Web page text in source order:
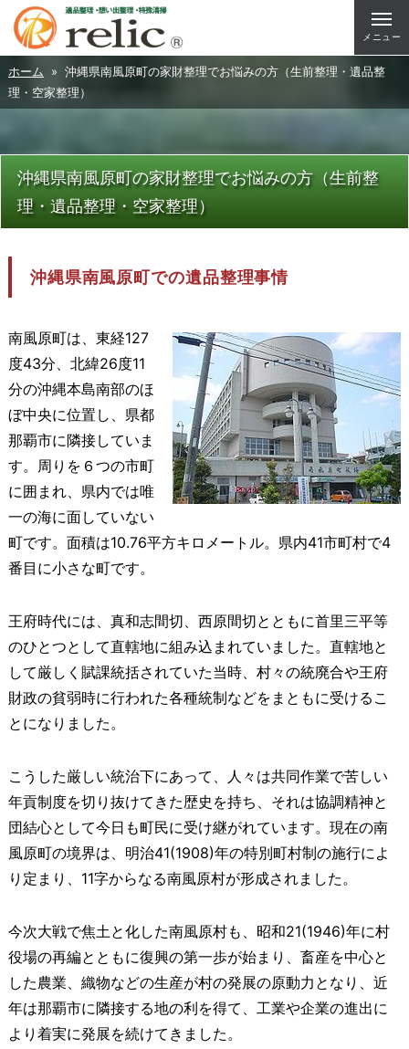
メニュー
ホーム » 沖縄県南風原町の家財整理でお悩みの方（生前整理・遺品整
理・空家整理）
沖縄県南風原町の家財整理でお悩みの方（生前整
理・遺品整理・空家整理）
沖縄県南風原町での遺品整理事情
南風原町は、東経127
度43分、北緯26度11
分の沖縄本島南部のほ
ぼ中央に位置し、県都
那覇市に隣接していま
す。周りを６つの市町
に囲まれ、県内では唯
一の海に面していない
町です。面積は10.76平方キロメートル。県内41市町村で4
番目に小さな町です。
王府時代には、真和志間切、西原間切とともに首里三平等
のひとつとして直轄地に組み込まれていました。直轄地と
して厳しく賦課統括されていた当時、村々の統廃合や王府
財政の貧弱時に行われた各種統制などをまともに受けるこ
とになりました。
こうした厳しい統治下にあって、人々は共同作業で苦しい
年貢制度を切り抜けてきた歴史を持ち、それは協調精神と
団結心として今日も町民に受け継がれています。現在の南
風原町の境界は、明治41(1908)年の特別町村制の施行によ
り定まり、11字からなる南風原村が形成されました。
今次大戦で焦土と化した南風原村も、昭和21(1946)年に村
役場の再編とともに復興の第一歩が始まり、畜産を中心と
した農業、織物などの生産が村の発展の原動力となり、近
年は那覇市に隣接する地の利を得て、工業や企業の進出に
より着実に発展を続けてきました。